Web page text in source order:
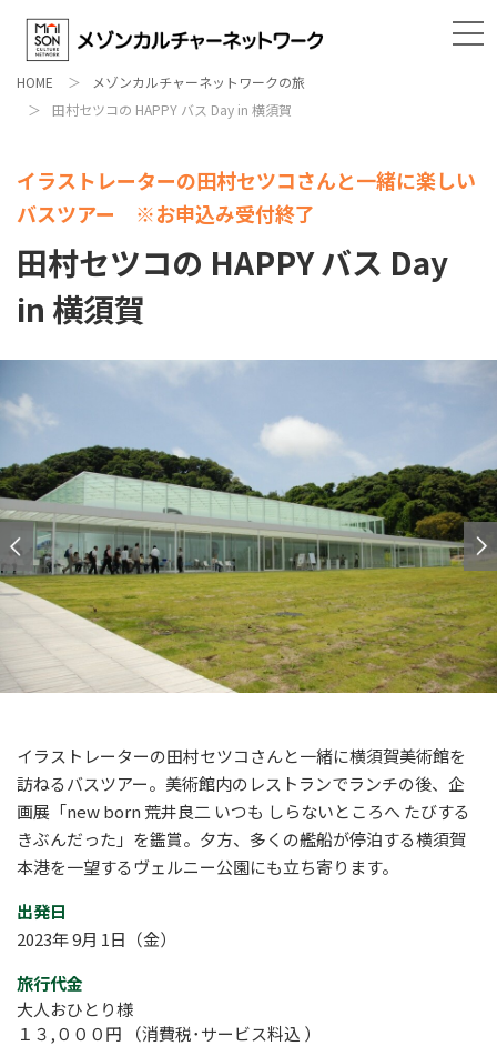
HOME
メゾンカルチャーネットワークの旅
田村セツコの HAPPY バス Day in 横須賀
イラストレーターの田村セツコさんと一緒に楽しい
バスツアー ※お申込み受付終了
田村セツコの HAPPY バス Day
in 横須賀
イラストレーターの田村セツコさんと一緒に横須賀美術館を
訪ねるバスツアー。美術館内のレストランでランチの後、企
画展「new born 荒井良二 いつも しらないところへ たびする
きぶんだった」を鑑賞。夕方、多くの艦船が停泊する横須賀
本港を一望するヴェルニー公園にも立ち寄ります。
出発日
2023年 9月 1日（金）
旅行代金
大人おひとり様
１３,０００円 （消費税･サービス料込 ）